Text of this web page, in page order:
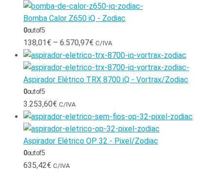
Bomba Calor Z650 iQ - Zodiac
0out of 5
138,01 € – 6.570,97€ C/IVA
Aspirador Elétrico TRX 8700 iQ - Vortrax/Zodiac
0out of 5
3.253,60€ C/IVA
Aspirador Elétrico OP 32 - Pixel/Zodiac
0out of 5
635,42€ C/IVA